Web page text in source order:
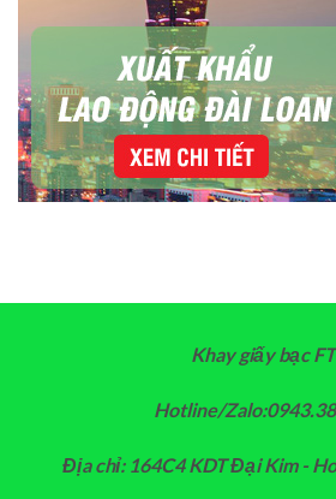
Khay giấy bạc
Hotline/
Địa chỉ: 164C4 KDT Đại Kim -